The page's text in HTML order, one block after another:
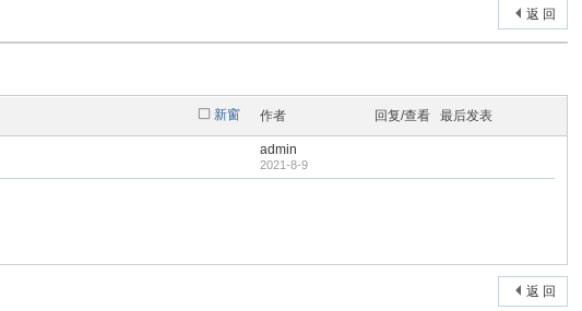
返 回
新窗 作者 回复/查看 最后发表
admin
2021-8-9
返 回